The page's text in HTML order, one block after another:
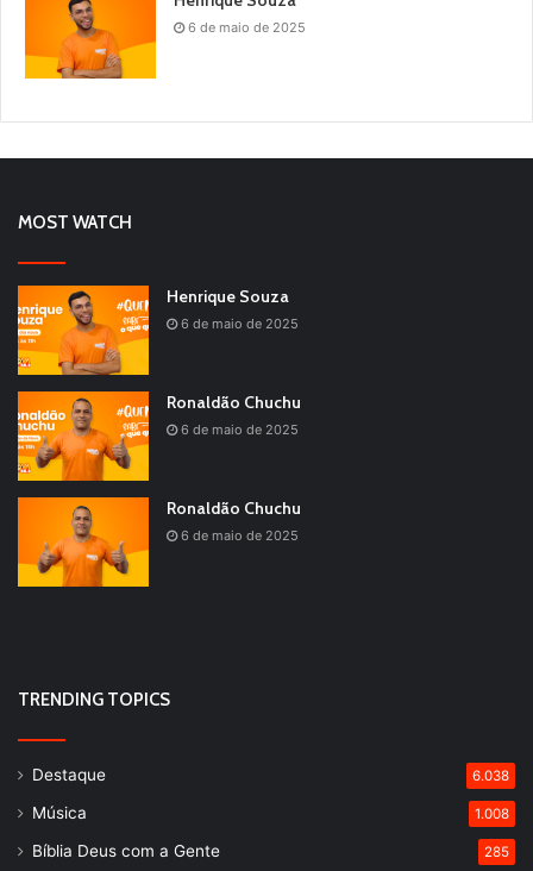
6 de maio de 2025
MOST WATCH
Henrique Souza
6 de maio de 2025
Ronaldão Chuchu
6 de maio de 2025
Ronaldão Chuchu
6 de maio de 2025
TRENDING TOPICS
Destaque 6.038
Música 1.008
Bíblia Deus com a Gente 285